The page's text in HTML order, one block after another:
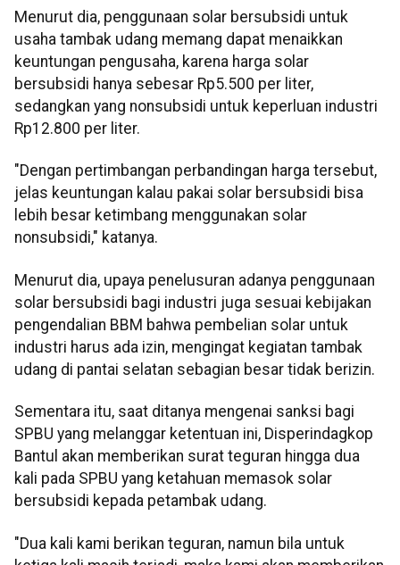
Menurut dia, penggunaan solar bersubsidi untuk
usaha tambak udang memang dapat menaikkan
keuntungan pengusaha, karena harga solar
bersubsidi hanya sebesar Rp5.500 per liter,
sedangkan yang nonsubsidi untuk keperluan industri
Rp12.800 per liter.
"Dengan pertimbangan perbandingan harga tersebut,
jelas keuntungan kalau pakai solar bersubsidi bisa
lebih besar ketimbang menggunakan solar
nonsubsidi," katanya.
Menurut dia, upaya penelusuran adanya penggunaan
solar bersubsidi bagi industri juga sesuai kebijakan
pengendalian BBM bahwa pembelian solar untuk
industri harus ada izin, mengingat kegiatan tambak
udang di pantai selatan sebagian besar tidak berizin.
Sementara itu, saat ditanya mengenai sanksi bagi
SPBU yang melanggar ketentuan ini, Disperindagkop
Bantul akan memberikan surat teguran hingga dua
kali pada SPBU yang ketahuan memasok solar
bersubsidi kepada petambak udang.
"Dua kali kami berikan teguran, namun bila untuk